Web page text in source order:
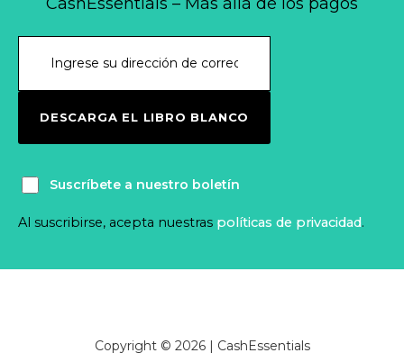
DESCARGA EL LIBRO BLANCO
Suscríbete a nuestro boletín
Al suscribirse, acepta nuestras políticas de privacidad.
Copyright © 2026 | CashEssentials